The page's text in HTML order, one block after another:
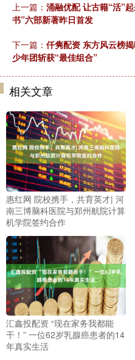
上一篇： 涌融优配 让古籍“活”
书”六部新著昨日首发
下一篇： 仟隽配资 东方风云榜
少年团斩获“最佳组合”
相关文章
惠红网 院校携手，共育英才| 河
南三博脑科医院与郑州航院计算
机学院签约合作
汇鑫投配资 “现在家务我都能
干！” 一位62岁乳腺癌患者的14
年真实生活